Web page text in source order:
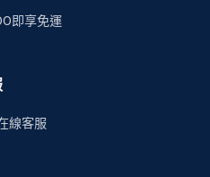
即享免運
線客服